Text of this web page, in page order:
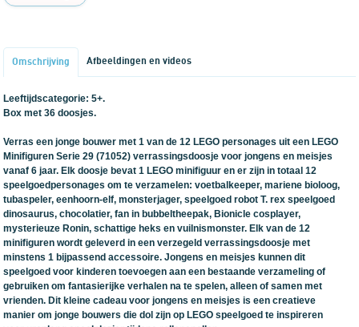
Omschrijving Afbeeldingen en videos
Leeftijdscategorie: 5+.
Box met 36 doosjes.
Verras een jonge bouwer met 1 van de 12 LEGO personages uit een LEGO
Minifiguren Serie 29 (71052) verrassingsdoosje voor jongens en meisjes
vanaf 6 jaar. Elk doosje bevat 1 LEGO minifiguur en er zijn in totaal 12
speelgoedpersonages om te verzamelen: voetbalkeeper, mariene bioloog,
tubaspeler, eenhoorn-elf, monsterjager, speelgoed robot T. rex speelgoed
dinosaurus, chocolatier, fan in bubbeltheepak, Bionicle cosplayer,
mysterieuze Ronin, schattige heks en vuilnismonster. Elk van de 12
minifiguren wordt geleverd in een verzegeld verrassingsdoosje met
minstens 1 bijpassend accessoire. Jongens en meisjes kunnen dit
speelgoed voor kinderen toevoegen aan een bestaande verzameling of
gebruiken om fantasierijke verhalen na te spelen, alleen of samen met
vrienden. Dit kleine cadeau voor jongens en meisjes is een creatieve
manier om jonge bouwers die dol zijn op LEGO speelgoed te inspireren